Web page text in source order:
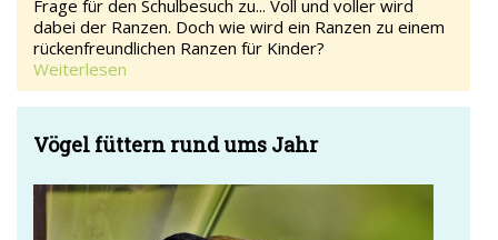
Frage für den Schulbesuch zu... Voll und voller wird
dabei der Ranzen. Doch wie wird ein Ranzen zu einem
rückenfreundlichen Ranzen für Kinder?
Weiterlesen
Vögel füttern rund ums Jahr